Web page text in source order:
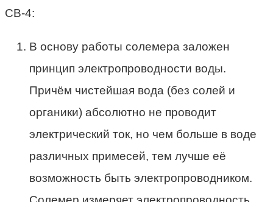
СВ-4:
В основу работы солемера заложен
принцип электропроводности воды.
Причём чистейшая вода (без солей и
органики) абсолютно не проводит
электрический ток, но чем больше в воде
различных примесей, тем лучше её
возможность быть электропроводником.